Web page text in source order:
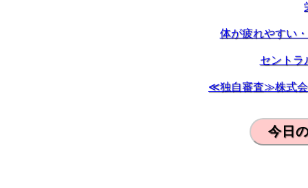
体が疲れやすい
セントラ
≪独自審査≫株式会
今日